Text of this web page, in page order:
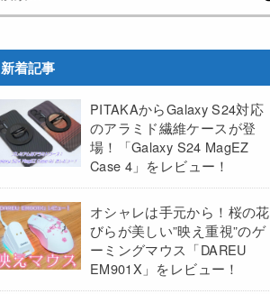
新着記事
PITAKAからGalaxy S24対応
のアラミド繊維ケースが登
場！「Galaxy S24 MagEZ
Case 4」をレビュー！
オシャレは手元から！桜の花
びらが美しい”映え重視”のゲ
ーミングマウス「DAREU
EM901X」をレビュー！